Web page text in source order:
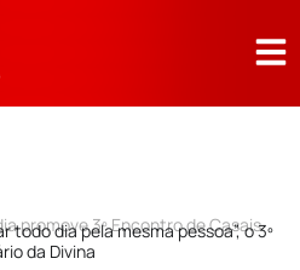
promove 3º Encontro de Casais
todo dia pela mesma pessoa”, o 3º
da Divina